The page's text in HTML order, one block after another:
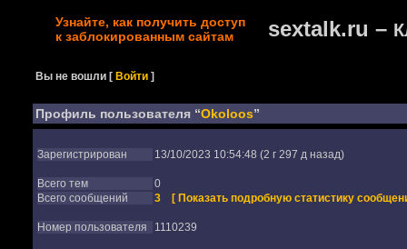
Узнайте, как получить доступ
к заблокированным сайтам
sextalk.ru –
Вы не вошли [Войти ]
Профиль пользователя “Okoloos”
Зарегистрирован 13/10/2023 10:54:48 (2 г 297 д назад)
Всего тем
0
Всего сообщений
3 [ Показать подробную статистику
Номер пользователя 1110239